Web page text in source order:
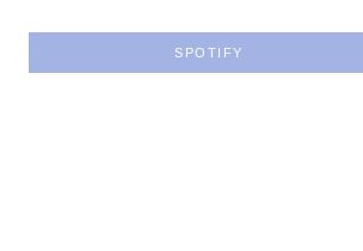
SPOTIFY